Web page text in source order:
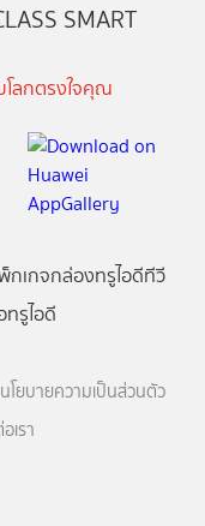
SMART
ลกตรงใจคุณ
กเกจกล่องทรูไอดีทีวี
ทรูไอดี
นโยบายความเป็นส่วนตัว
เรา